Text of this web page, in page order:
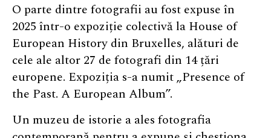
O parte dintre fotografii au fost expuse în
2025 într-o expoziție colectivă la House of
European History din Bruxelles, alături de
cele ale altor 27 de fotografi din 14 țări
europene. Expoziția s-a numit „Presence of
the Past. A European Album”.
Un muzeu de istorie a ales fotografia